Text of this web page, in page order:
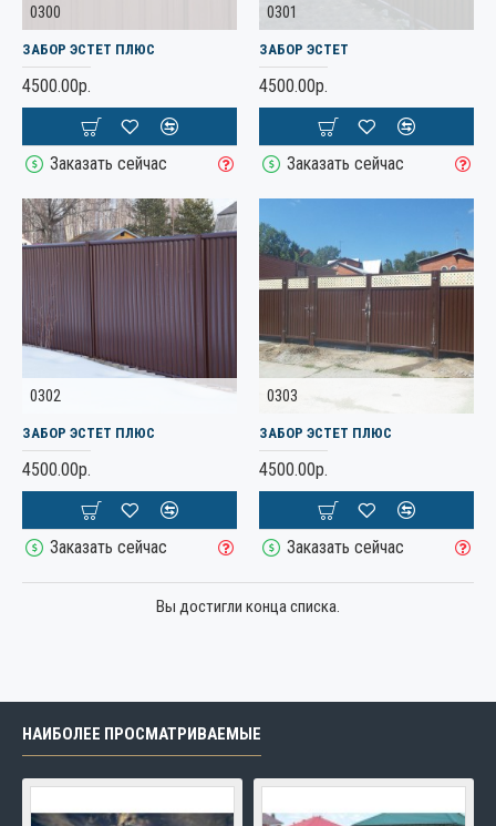
0300
ЗАБОР ЭСТЕТ ПЛЮС
4500.00р.
Заказать сейчас
0301
ЗАБОР ЭСТЕТ
4500.00р.
Заказать сейчас
0302
ЗАБОР ЭСТЕТ ПЛЮС
4500.00р.
Заказать сейчас
0303
ЗАБОР ЭСТЕТ ПЛЮС
4500.00р.
Заказать сейчас
Вы достигли конца списка.
НАИБОЛЕЕ ПРОСМАТРИВАЕМЫЕ